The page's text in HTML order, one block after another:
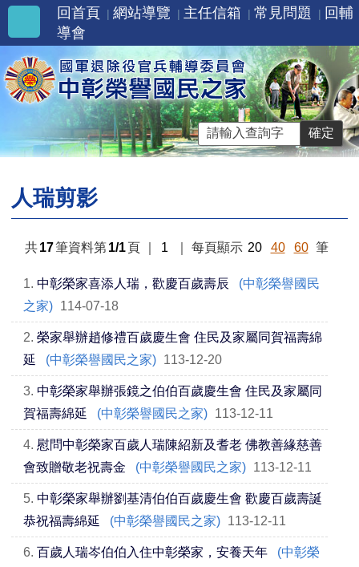
回首頁 網站導覽 主任信箱 常見問題
回輔
導會
人瑞剪影
共 17筆資料第 1/1 頁 1 每頁顯示 20 40 60 筆
1. 中彰榮家喜添人瑞，歡慶百歲壽辰
(中彰榮譽國民
之家) 114-07-18
2. 榮家舉辦趙修禮百歲慶生會 住民及家屬同賀福壽綿
延
(中彰榮譽國民之家) 113-12-20
3. 中彰榮家舉辦張鏡之伯伯百歲慶生會 住民及家屬同
賀福壽綿延
(中彰榮譽國民之家) 113-12-11
4. 慰問中彰榮家百歲人瑞陳紹新及耆老 佛教善緣慈善
會致贈敬老祝壽金
(中彰榮譽國民之家) 113-12-11
5. 中彰榮家舉辦劉基清伯伯百歲慶生會 歡慶百歲壽誕
恭祝福壽綿延
(中彰榮譽國民之家) 113-12-11
6. 百歲人瑞岑伯伯入住中彰榮家，安養天年
(中彰榮